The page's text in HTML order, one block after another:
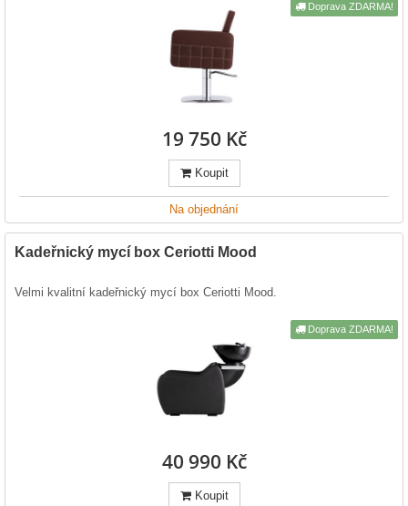
19 750 Kč
Doprava ZDARMA!
Koupit
Na objednání
Kadeřnický mycí box Ceriotti Mood
Velmi kvalitní kadeřnický mycí box Ceriotti Mood.
40 990 Kč
Doprava ZDARMA!
Koupit